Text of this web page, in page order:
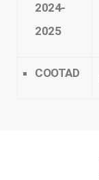
2024-
2025
COOTAD